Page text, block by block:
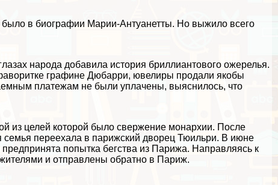
в биографии Марии-Антуанетты. Но выжило всего
народа добавила история бриллиантового ожерелья.
графине Дюбарри, ювелиры продали якобы
платежам не были уплачены, выяснилось, что
из целей которой было свержение монархии. После
семья переехала в парижский дворец Тюильри. В июне
попытка бегства из Парижа. Направляясь к
и отправлены обратно в Париж.